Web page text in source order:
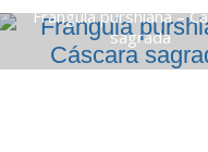
Frangula purshiana –
sagrada